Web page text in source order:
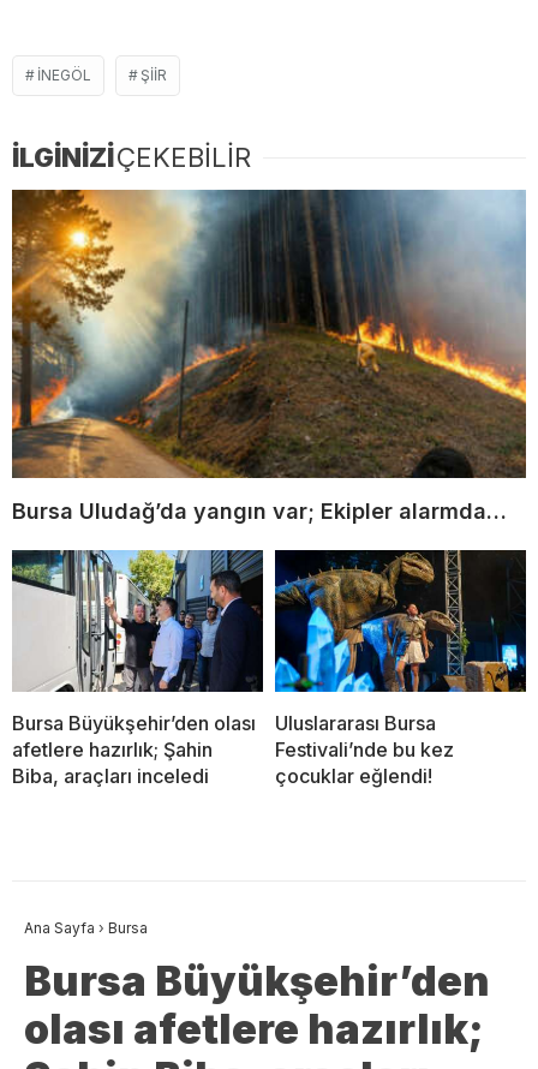
İNEGÖL ŞIIR
İLGİNİZİÇEKEBİLİR
Bursa Uludağ’da yangın var; Ekipler alarmda…
Bursa Büyükşehir’den olası
afetlere hazırlık; Şahin
Biba, araçları inceledi
Uluslararası Bursa
Festivali’nde bu kez
çocuklar eğlendi!
Ana Sayfa › Bursa
Bursa Büyükşehir’den
olası afetlere hazırlık;